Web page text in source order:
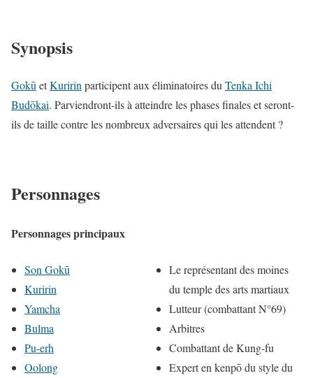
Synopsis
GokūetKuririnparticipent aux éliminatoires duTenka Ichi
Budōkai. Parviendront-ils à atteindre les phases finales et seront-
ils de taille contre les nombreux adversaires qui les attendent ?
Personnages
Personnages principaux
Son Gokū
Kuririn
Yamcha
Bulma
Pu-erh
Oolong
Le représentant des moines
du temple des arts martiaux
Lutteur (combattant N°69)
Arbitres
Combattant de Kung-fu
Expert en kenpō du style du